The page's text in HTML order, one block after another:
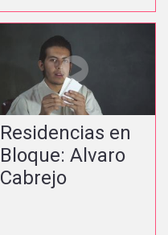
Residencias en
Bloque: Alvaro
Cabrejo